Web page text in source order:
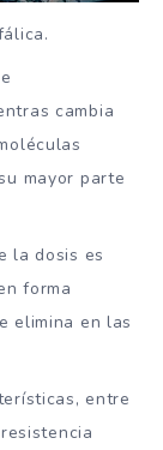
cambia
mayor parte
la dosis es
forma
elimina en las
entre